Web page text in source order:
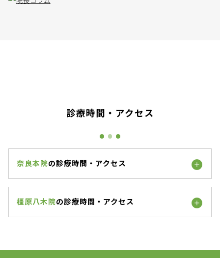
診療時間・アクセス
奈良本院の診療時間・アクセス
橿原八木院の診療時間・アクセス